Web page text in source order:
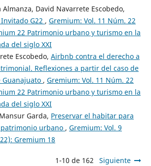
Almanza, David Navarrete Escobedo,
G22 , Gremium: Vol. 11 Núm. 22
22 Patrimonio urbano y turismo en la
del siglo XXI
Escobedo, Airbnb contra el derecho a
Reflexiones a partir del caso de
Guanajuato , Gremium: Vol. 11 Núm. 22
22 Patrimonio urbano y turismo en la
del siglo XXI
Garda, Preservar el habitar para
urbano , Gremium: Vol. 9
Gremium 18
1-10 de 162 Siguiente